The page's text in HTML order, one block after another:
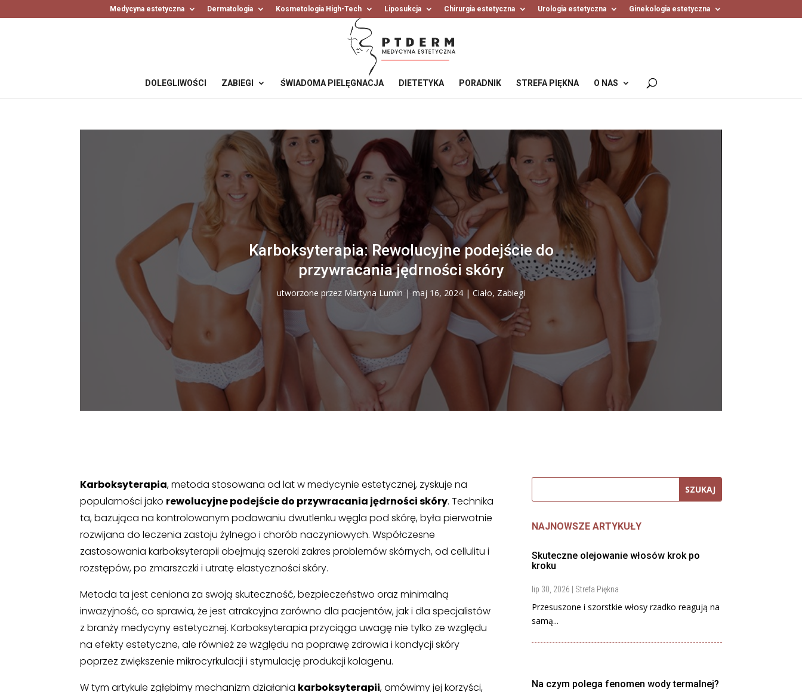
Medycyna estetyczna Dermatologia Kosmetologia High-Tech Liposukcja Chirurgia estetyczna Urologia estetyczna Ginekologia estetyczna
DOLEGLIWOŚCI ZABIEGI ŚWIADOMA PIELĘGNACJA DIETETYKA PORADNIK STREFA PIĘKNA O NAS
Karboksyterapia: Rewolucyjne podejście do
przywracania jędrności skóry
utworzone przez Martyna Lumin | maj 16, 2024 | Ciało, Zabiegi
Karboksyterapia, metoda stosowana od lat w medycynie estetycznej, zyskuje na
popularności jako rewolucyjne podejście do przywracania jędrności skóry. Technika
ta, bazująca na kontrolowanym podawaniu dwutlenku węgla pod skórę, była pierwotnie
rozwijana do leczenia zastoju żylnego i chorób naczyniowych. Współczesne
zastosowania karboksyterapii obejmują szeroki zakres problemów skórnych, od cellulitu i
rozstępów, po zmarszczki i utratę elastyczności skóry.
Metoda ta jest ceniona za swoją skuteczność, bezpieczeństwo oraz minimalną
inwazyjność, co sprawia, że jest atrakcyjna zarówno dla pacjentów, jak i dla specjalistów
z branży medycyny estetycznej. Karboksyterapia przyciąga uwagę nie tylko ze względu
na efekty estetyczne, ale również ze względu na poprawę zdrowia i kondycji skóry
poprzez zwiększenie mikrocyrkulacji i stymulację produkcji kolagenu.
W tym artykule zgłębimy mechanizm działania karboksyterapii, omówimy jej korzyści,
NAJNOWSZE ARTYKUŁY
Skuteczne olejowanie włosów krok po
kroku
lip 30, 2026 Strefa Piękna
Przesuszone i szorstkie włosy rzadko reagują na
samą...
Na czym polega fenomen wody termalnej?